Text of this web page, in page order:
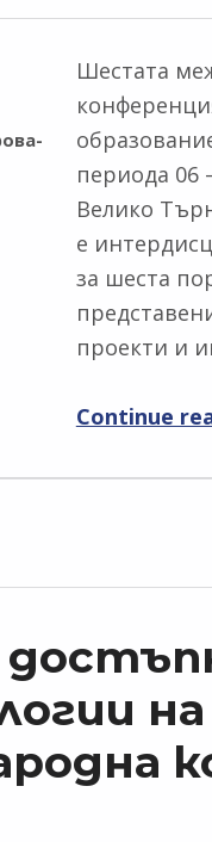
Шестата
периода 06
Велико
е
за шеста
проекти и
Continue
на